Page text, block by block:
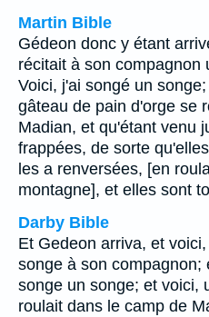
Martin Bible
Gédeon donc y étant
récitait à son compagnon
Voici, j'ai songé un
gâteau de pain d'orge se
Madian, et qu'étant venu
frappées, de sorte
les a renversées, [en
montagne], et elles sont
Darby Bible
Et Gedeon arriva, et
songe à son compagnon;
songe un songe; et voici,
roulait dans le camp de